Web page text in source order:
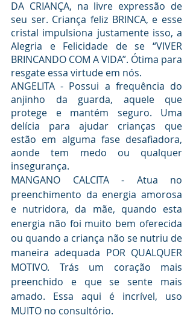
DA CRIANÇA, na livre expressão de
seu ser. Criança feliz BRINCA, e esse
cristal impulsiona justamente isso, a
Alegria e Felicidade de se “VIVER
BRINCANDO COM A VIDA”. Ótima para
resgate essa virtude em nós.
ANGELITA - Possui a frequência do
anjinho da guarda, aquele que
protege e mantém seguro. Uma
delícia para ajudar crianças que
estão em alguma fase desafiadora,
aonde tem medo ou qualquer
insegurança.
MANGANO CALCITA - Atua no
preenchimento da energia amorosa
e nutridora, da mãe, quando esta
energia não foi muito bem oferecida
ou quando a criança não se nutriu de
maneira adequada POR QUALQUER
MOTIVO. Trás um coração mais
preenchido e que se sente mais
amado. Essa aqui é incrível, uso
MUITO no consultório.